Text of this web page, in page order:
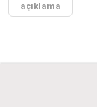
açıklama